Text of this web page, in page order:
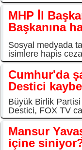
MHP İl
Başkanına
Sosyal medyada
isimlere hapis
Cumhur'da
Destici
Büyük Birlik
Destici, FOX TV
Mansur
içine